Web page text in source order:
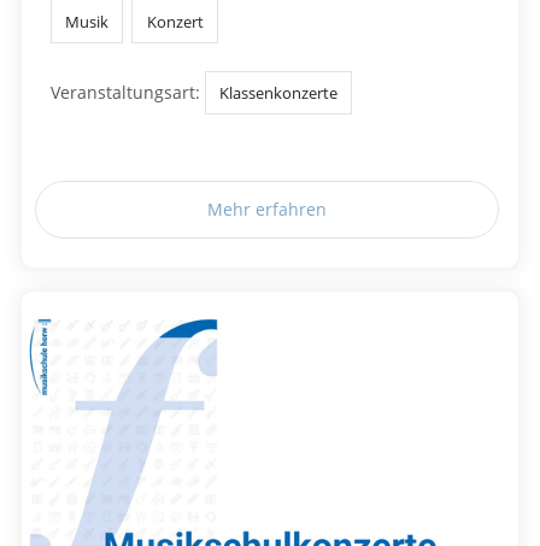
Musik Konzert
Veranstaltungsart: Klassenkonzerte
Mehr erfahren